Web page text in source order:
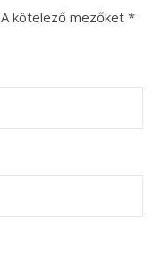
A kötelező mezőket *